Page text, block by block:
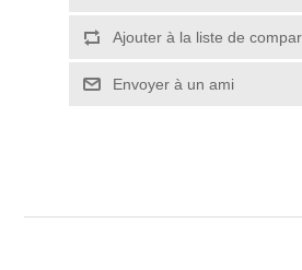
Ajouter à la liste de
Envoyer à un ami